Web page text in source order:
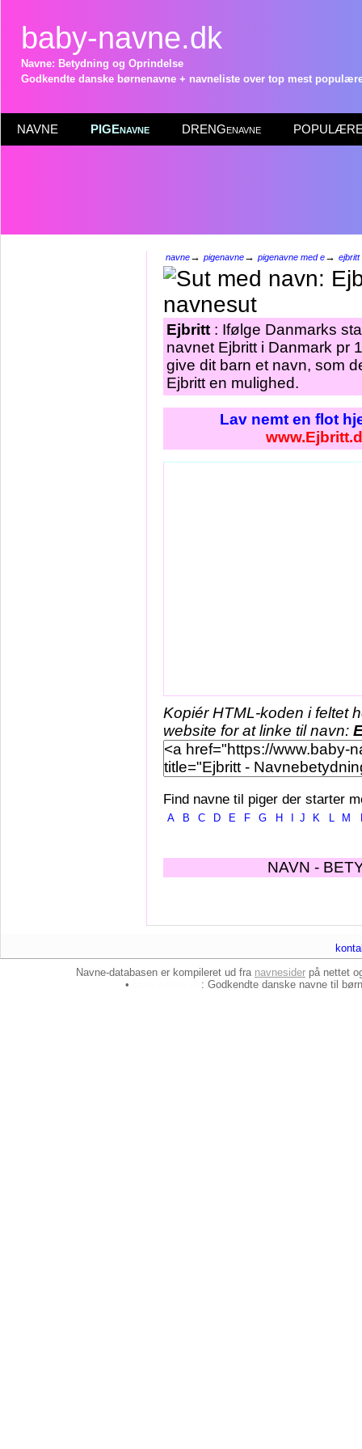
baby-navne.dk
Navne: Betydning og Oprindelse
Godkendte danske børnenavne + navneliste over top mest
NAVNE PIGEnavne DRENGenavne POPULÆRE
navne→ pigenavne→ pigenavne med e→ ejbritt
Ejbritt : Ifølge Danmarks
navnet Ejbritt i Danmark pr
give dit barn et navn, som
Ejbritt en mulighed.
Lav nemt en flot
Kopiér HTML-koden i feltet
website for at linke til navn:
Find navne til piger der starter
A B C D E F G H J K L M
NAVN -
Navne-databasen er kompileret ud fra navnesider på nettet
•
: Godkendte danske navne til børn